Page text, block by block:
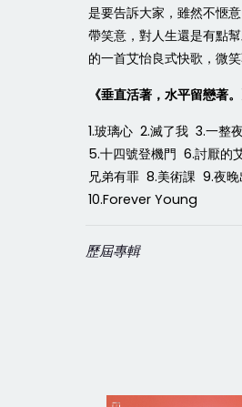
是要告訴大家，雖然不愜
帶笑意，對人生還是有點
的一首艾怡良式快歌，微笑
《垂直活著，水平留戀著
1.玻璃心 2.滅了我 3.一整
5.十四號登機門 6.討厭的
兄弟有罪 8.美術課 9.夜晚
10.Forever Young
歷屆專輯